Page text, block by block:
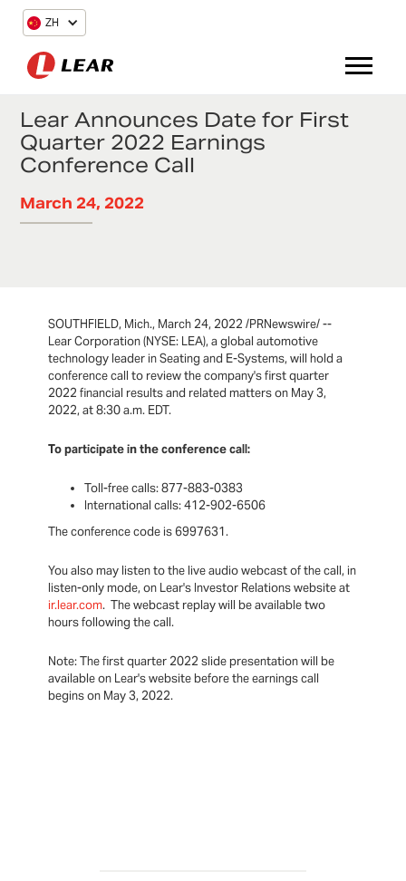
ZH
Lear Announces Date for First
Quarter 2022 Earnings
Conference Call
March 24, 2022
SOUTHFIELD, Mich., March 24, 2022 /PRNewswire/ --
Lear Corporation (NYSE: LEA), a global automotive
technology leader in Seating and E-Systems, will hold a
conference call to review the company's first quarter
2022 financial results and related matters on May 3,
2022, at 8:30 a.m. EDT.
To participate in the conference call:
Toll-free calls: 877-883-0383
International calls: 412-902-6506
The conference code is 6997631.
You also may listen to the live audio webcast of the call, in
listen-only mode, on Lear's Investor Relations website at
ir.lear.com. The webcast replay will be available two
hours following the call.
Note: The first quarter 2022 slide presentation will be
available on Lear's website before the earnings call
begins on May 3, 2022.